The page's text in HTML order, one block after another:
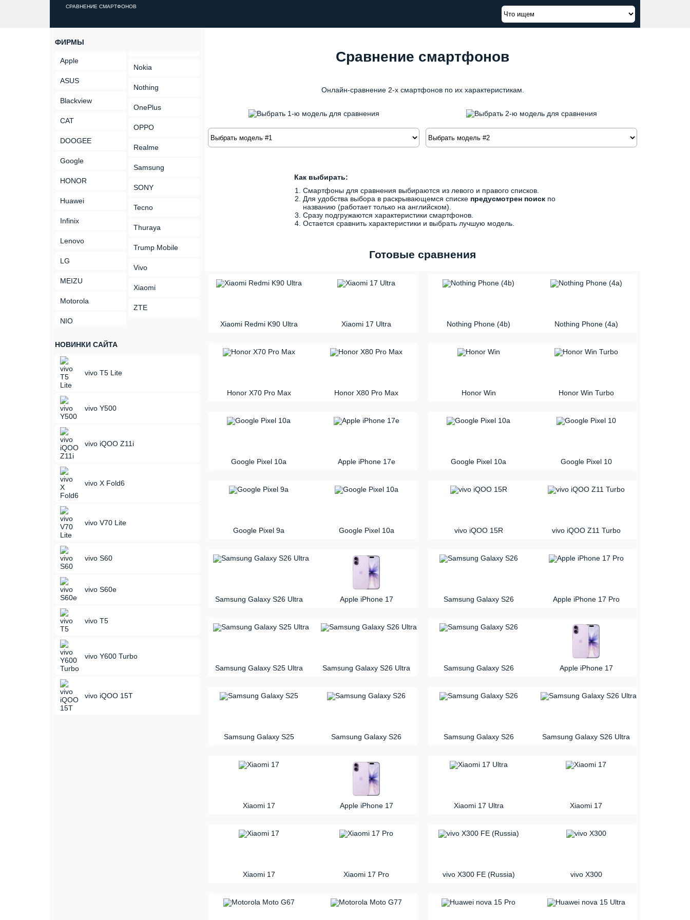
СРАВНЕНИЕ СМАРТФОНОВ
ФИРМЫ
Apple
ASUS
Blackview
CAT
DOOGEE
Google
HONOR
Huawei
Infinix
Lenovo
LG
MEIZU
Motorola
NIO
Nokia
Nothing
OnePlus
OPPO
Realme
Samsung
SONY
Tecno
Thuraya
Trump Mobile
Vivo
Xiaomi
ZTE
НОВИНКИ САЙТА
vivo T5 Lite
vivo Y500
vivo iQOO Z11i
vivo X Fold6
vivo V70 Lite
vivo S60
vivo S60e
vivo T5
vivo Y600 Turbo
vivo iQOO 15T
Сравнение смартфонов
Онлайн-сравнение 2-х смартфонов по их характеристикам.
Как выбирать:
Смартфоны для сравнения выбираются из левого и правого списков.
Для удобства выбора в раскрывающемся списке предусмотрен поиск по
названию (работает только на английском).
Сразу подгружаются характеристики смартфонов.
Остается сравнить характеристики и выбрать лучшую модель.
Готовые сравнения
Xiaomi Redmi K90 Ultra Xiaomi 17 Ultra Nothing Phone (4b) Nothing Phone (4a)
Honor X70 Pro Max Honor X80 Pro Max Honor Win Honor Win Turbo
Google Pixel 10a Apple iPhone 17e Google Pixel 10a Google Pixel 10
Google Pixel 9a Google Pixel 10a vivo iQOO 15R vivo iQOO Z11 Turbo
Samsung Galaxy S26 Ultra Apple iPhone 17 Samsung Galaxy S26 Apple iPhone 17 Pro
Samsung Galaxy S25 Ultra Samsung Galaxy S26 Ultra Samsung Galaxy S26 Apple iPhone 17
Samsung Galaxy S25 Samsung Galaxy S26 Samsung Galaxy S26 Samsung Galaxy S26 Ultra
Xiaomi 17 Apple iPhone 17 Xiaomi 17 Ultra Xiaomi 17
Xiaomi 17 Xiaomi 17 Pro vivo X300 FE (Russia) vivo X300